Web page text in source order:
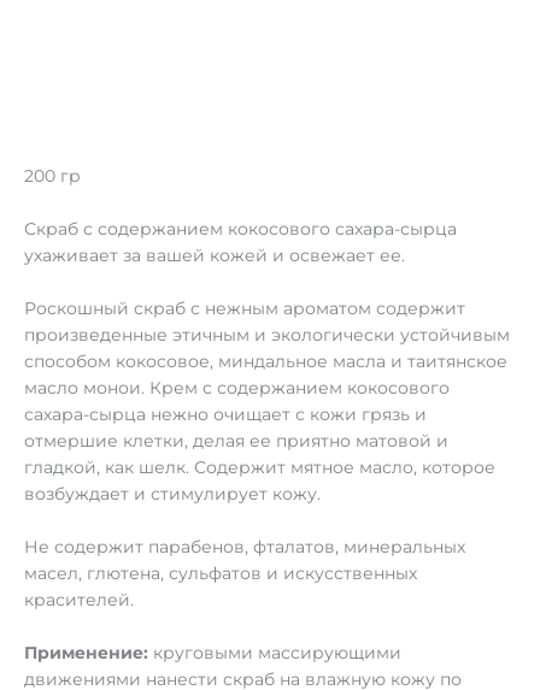
200 гр
Скраб с содержанием кокосового сахара-сырца
ухаживает за вашей кожей и освежает ее.
Роскошный скраб с нежным ароматом содержит
произведенные этичным и экологически устойчивым
способом кокосовое, миндальное масла и таитянское
масло монои. Крем с содержанием кокосового
сахара-сырца нежно очищает с кожи грязь и
отмершие клетки, делая ее приятно матовой и
гладкой, как шелк. Содержит мятное масло, которое
возбуждает и стимулирует кожу.
Не содержит парабенов, фталатов, минеральных
масел, глютена, сульфатов и искусственных
красителей.
Применение: круговыми массирующими
движениями нанести скраб на влажную кожу по